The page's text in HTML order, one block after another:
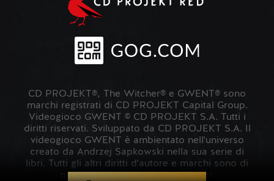
CD PROJEKT®, The Witcher® e GWENT® sono
marchi registrati di CD PROJEKT Capital Group.
Videogioco GWENT © CD PROJEKT S.A. Tutti i
diritti riservati. Sviluppato da CD PROJEKT S.A. Il
videogioco GWENT è ambientato nell'universo
creato da Andrzej Sapkowski nella sua serie di
libri. Tutti gli altri diritti d'autore e marchi sono di
proprietà dei rispettivi proprietari.